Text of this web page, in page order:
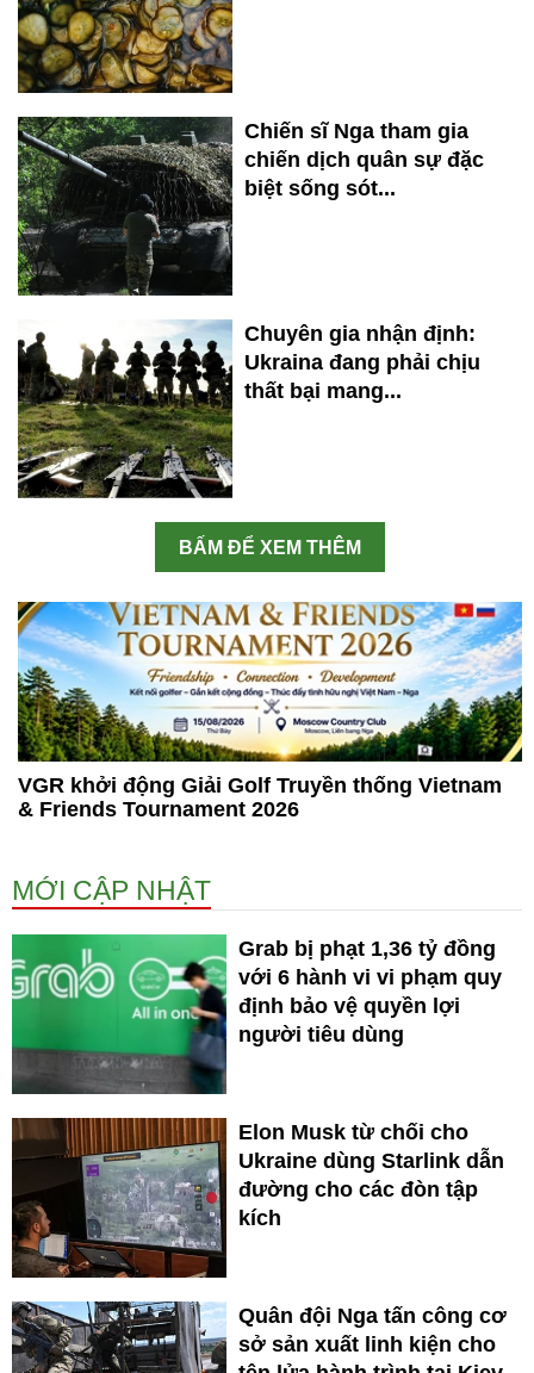
Chiến sĩ Nga tham gia
chiến dịch quân sự đặc
biệt sống sót...
Chuyên gia nhận định:
Ukraina đang phải chịu
thất bại mang...
BẤM ĐỂ XEM THÊM
VGR khởi động Giải Golf Truyền thống Vietnam
& Friends Tournament 2026
MỚI CẬP NHẬT
Grab bị phạt 1,36 tỷ đồng
với 6 hành vi vi phạm quy
định bảo vệ quyền lợi
người tiêu dùng
Elon Musk từ chối cho
Ukraine dùng Starlink dẫn
đường cho các đòn tập
kích
Quân đội Nga tấn công cơ
sở sản xuất linh kiện cho